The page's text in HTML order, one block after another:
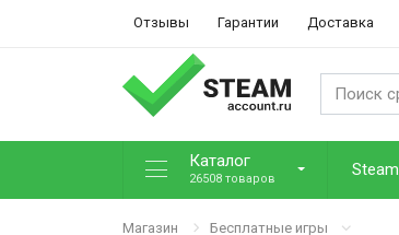
Отзывы Гарантии Доставка
Каталог
26508 товаров Steam
Магазин Бесплатные игры